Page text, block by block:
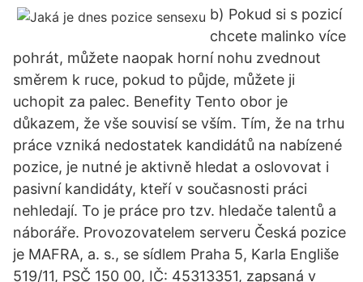
b) Pokud si s pozicí
chcete malinko více
pohrát, můžete naopak horní nohu zvednout
směrem k ruce, pokud to půjde, můžete ji
uchopit za palec. Benefity Tento obor je
důkazem, že vše souvisí se vším. Tím, že na trhu
práce vzniká nedostatek kandidátů na nabízené
pozice, je nutné je aktivně hledat a oslovovat i
pasivní kandidáty, kteří v současnosti práci
nehledají. To je práce pro tzv. hledače talentů a
náboráře. Provozovatelem serveru Česká pozice
je MAFRA, a. s., se sídlem Praha 5, Karla Engliše
519/11, PSČ 150 00, IČ: 45313351, zapsaná v